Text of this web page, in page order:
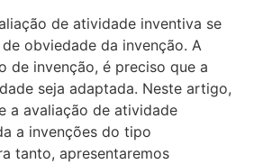
de atividade inventiva se
obviedade da invenção. A
de invenção, é preciso que a
seja adaptada. Neste artigo,
a avaliação de atividade
a invenções do tipo
tanto, apresentaremos